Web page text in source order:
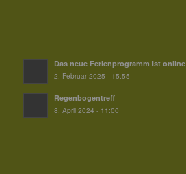
Das neue Ferienprogramm ist online
2. Februar 2025 - 15:55
Regenbogentreff
8. April 2024 - 11:00